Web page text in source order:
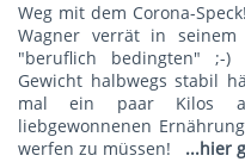
Weg mit dem Corona-
Wagner verrät in
"beruflich bedingten" ;-)
Gewicht halbwegs stabil
mal ein paar Kilos
liebgewonnenen
werfen zu müssen!
...hier